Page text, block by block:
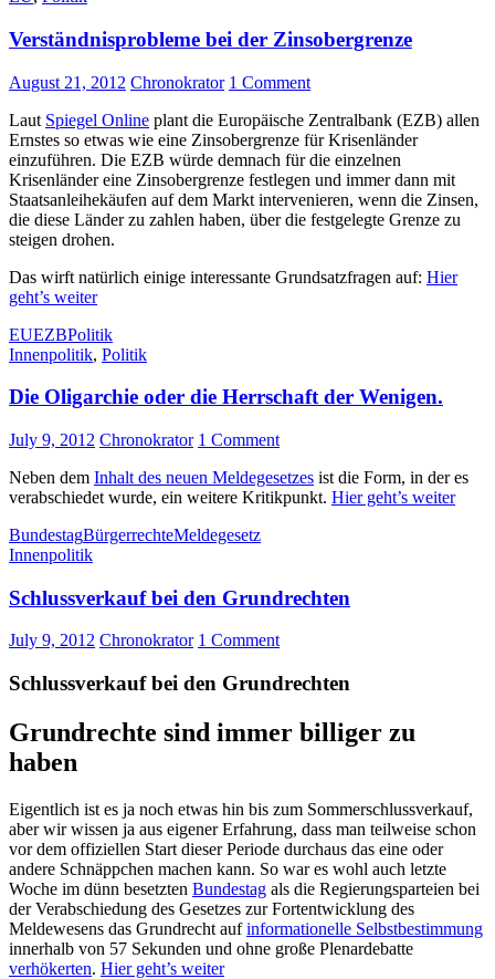
Verständnisprobleme bei der Zinsobergrenze
August 21, 2012 Chronokrator 1 Comment
Laut Spiegel Online plant die Europäische Zentralbank (EZB) allen
Ernstes so etwas wie eine Zinsobergrenze für Krisenländer
einzuführen. Die EZB würde demnach für die einzelnen
Krisenländer eine Zinsobergrenze festlegen und immer dann mit
Staatsanleihekäufen auf dem Markt intervenieren, wenn die Zinsen,
die diese Länder zu zahlen haben, über die festgelegte Grenze zu
steigen drohen.
Das wirft natürlich einige interessante Grundsatzfragen auf: Hier
geht’s weiter
EUEZBPolitik
Innenpolitik, Politik
Die Oligarchie oder die Herrschaft der Wenigen.
July 9, 2012 Chronokrator 1 Comment
Neben dem Inhalt des neuen Meldegesetzes ist die Form, in der es
verabschiedet wurde, ein weitere Kritikpunkt. Hier geht’s weiter
BundestagBürgerrechteMeldegesetz
Innenpolitik
Schlussverkauf bei den Grundrechten
July 9, 2012 Chronokrator 1 Comment
Schlussverkauf bei den Grundrechten
Grundrechte sind immer billiger zu
haben
Eigentlich ist es ja noch etwas hin bis zum Sommerschlussverkauf,
aber wir wissen ja aus eigener Erfahrung, dass man teilweise schon
vor dem offiziellen Start dieser Periode durchaus das eine oder
andere Schnäppchen machen kann. So war es wohl auch letzte
Woche im dünn besetzten Bundestag als die Regierungsparteien bei
der Verabschiedung des Gesetzes zur Fortentwicklung des
Meldewesens das Grundrecht aufinformationelle Selbstbestimmung
innerhalb von 57 Sekunden und ohne große Plenardebatte
verhökerten. Hier geht’s weiter